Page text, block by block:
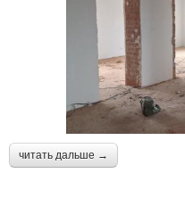
читать дальше →